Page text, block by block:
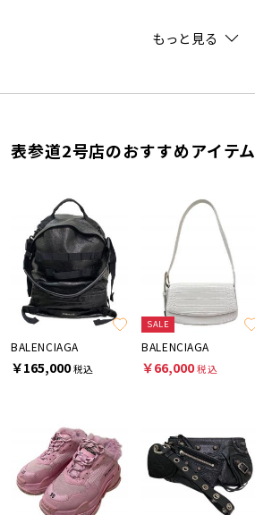
もっと見る
表参道2号店のおすすめアイテム
BALENCIAGA
￥165,000税込
SALE
BALENCIAGA
￥66,000税込